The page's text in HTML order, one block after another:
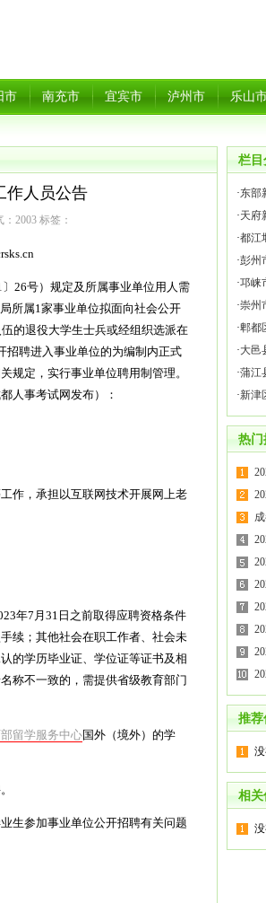
市 南充市 宜宾市 泸州市 乐山
作人员公告
2003标签：
26号）规定及所属事业单位用人需
所属1家事业单位拟面向社会公开
的退役大学生士兵或经组织选派在
招聘进入事业单位的为编制内正式
规定，实行事业单位聘用制管理。
人事考试网发布）：
作，承担以互联网技术开展网上老
年7月31日之前取得应聘资格条件
续；其他社会在职工作者、社会未
的学历毕业证、学位证等证书及相
称不一致的，需提供省级教育部门
留学服务中心国外（境外）的学
生参加事业单位公开招聘有关问题
栏目
·东部
·天府
·都江
·彭州
·邛崃
·崇州
·郫都
·大邑
·蒲江
·新津
热门
推荐
相关